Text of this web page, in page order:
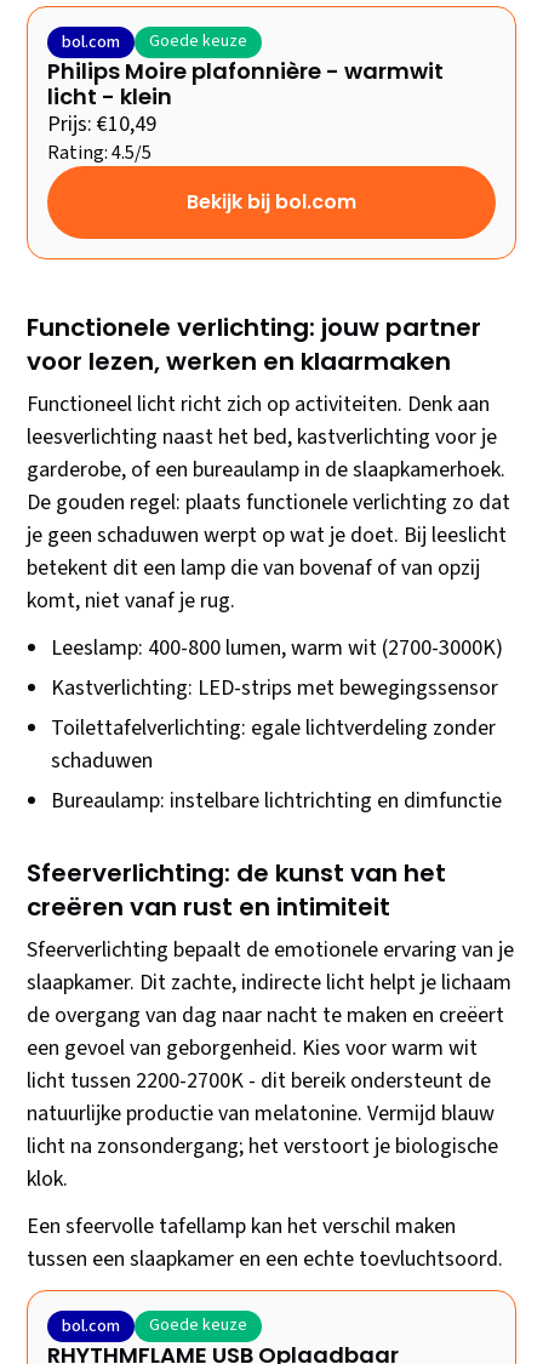
bol.com Goede keuze
Philips Moire plafonnière - warmwit
licht - klein
Prijs: €10,49
Rating: 4.5/5
Bekijk bij bol.com
Functionele verlichting: jouw partner
voor lezen, werken en klaarmaken
Functioneel licht richt zich op activiteiten. Denk aan
leesverlichting naast het bed, kastverlichting voor je
garderobe, of een bureaulamp in de slaapkamerhoek.
De gouden regel: plaats functionele verlichting zo dat
je geen schaduwen werpt op wat je doet. Bij leeslicht
betekent dit een lamp die van bovenaf of van opzij
komt, niet vanaf je rug.
Leeslamp: 400-800 lumen, warm wit (2700-3000K)
Kastverlichting: LED-strips met bewegingssensor
Toilettafelverlichting: egale lichtverdeling zonder
schaduwen
Bureaulamp: instelbare lichtrichting en dimfunctie
Sfeerverlichting: de kunst van het
creëren van rust en intimiteit
Sfeerverlichting bepaalt de emotionele ervaring van je
slaapkamer. Dit zachte, indirecte licht helpt je lichaam
de overgang van dag naar nacht te maken en creëert
een gevoel van geborgenheid. Kies voor warm wit
licht tussen 2200-2700K - dit bereik ondersteunt de
natuurlijke productie van melatonine. Vermijd blauw
licht na zonsondergang; het verstoort je biologische
klok.
Een sfeervolle tafellamp kan het verschil maken
tussen een slaapkamer en een echte toevluchtsoord.
bol.com Goede keuze
RHYTHMFLAME USB Oplaadbaar